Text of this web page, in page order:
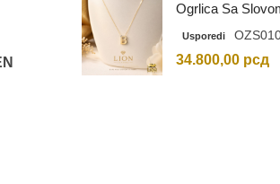
Ogrlica Sa
Vašem Izboru
Usporedi
34.800,00 рсд